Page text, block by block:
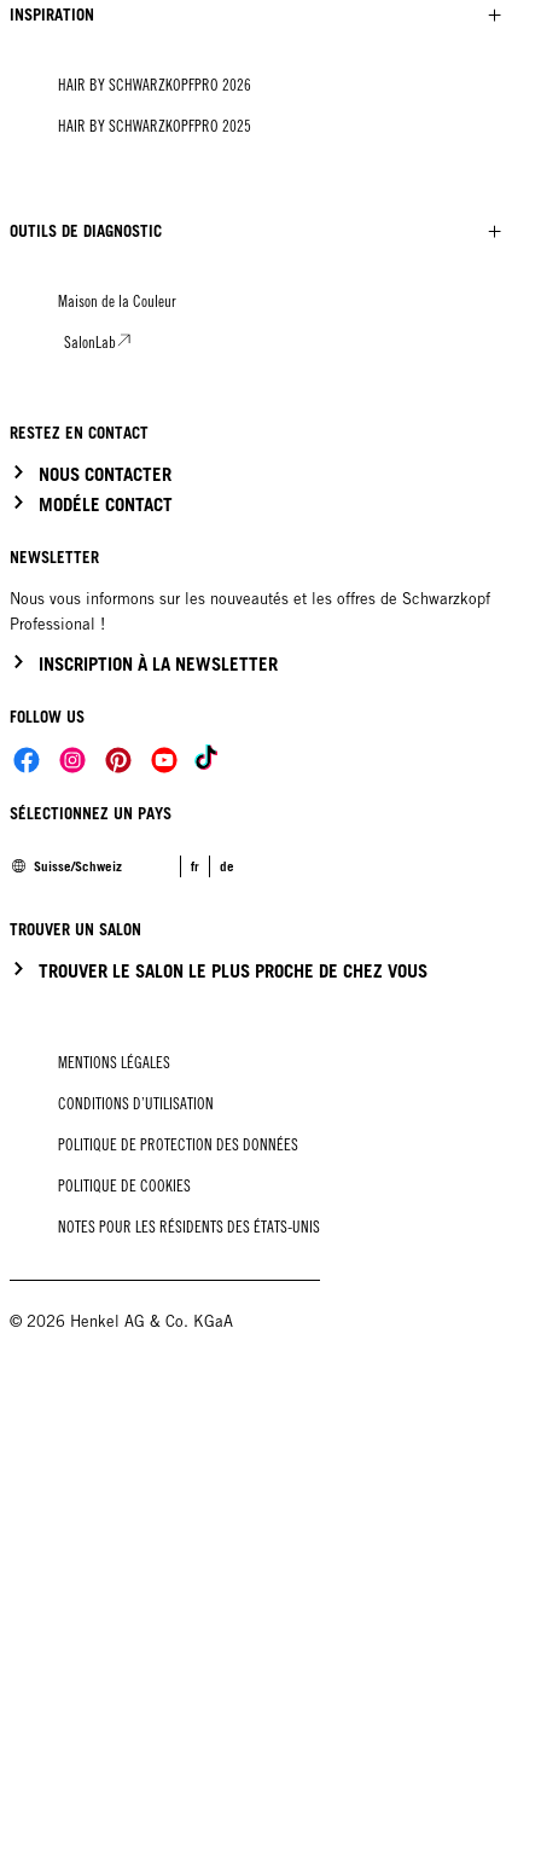
INSPIRATION
HAIR BY SCHWARZKOPFPRO 2026
HAIR BY SCHWARZKOPFPRO 2025
OUTILS DE DIAGNOSTIC
Maison de la Couleur
SalonLab
RESTEZ EN CONTACT
NOUS CONTACTER
MODÉLE CONTACT
NEWSLETTER
Nous vous informons sur les nouveautés et les offres de Schwarzkopf
Professional !
INSCRIPTION À LA NEWSLETTER
FOLLOW US
SÉLECTIONNEZ UN PAYS
Suisse/Schweiz fr de
TROUVER UN SALON
TROUVER LE SALON LE PLUS PROCHE DE CHEZ VOUS
MENTIONS LÉGALES
CONDITIONS D’UTILISATION
POLITIQUE DE PROTECTION DES DONNÉES
POLITIQUE DE COOKIES
NOTES POUR LES RÉSIDENTS DES ÉTATS-UNIS
© 2026 Henkel AG & Co. KGaA